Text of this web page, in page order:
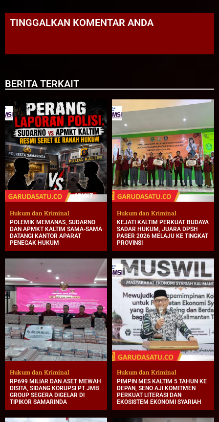
TINGGALKAN KOMENTAR ANDA
BERITA TERKAIT
Hukum dan Kriminal
POLEMIK MEMANAS, SUDARNO
DAN APMKT KALTIM SAMA-SAMA
DATANGI KANTOR APARAT
PENEGAK HUKUM
Hukum dan Kriminal
KEJATI KALTIM PERKUAT BUDAYA
SADAR HUKUM, JUARA DPSH
PASER 2026 MELAJU KE TINGKAT
PROVINSI
Hukum dan Kriminal
RP699 MILIAR DAN ASET MEWAH
DISITA, SIDANG KORUPSI PT JMB
GROUP SEGERA DIGELAR DI
TIPIKOR SAMARINDA
Hukum dan Kriminal
PIMPIN MES KALTIM 5 TAHUN KE
DEPAN, SENO AJI KOMITMEN
PERKUAT LITERASI DAN
EKOSISTEM EKONOMI SYARIAH